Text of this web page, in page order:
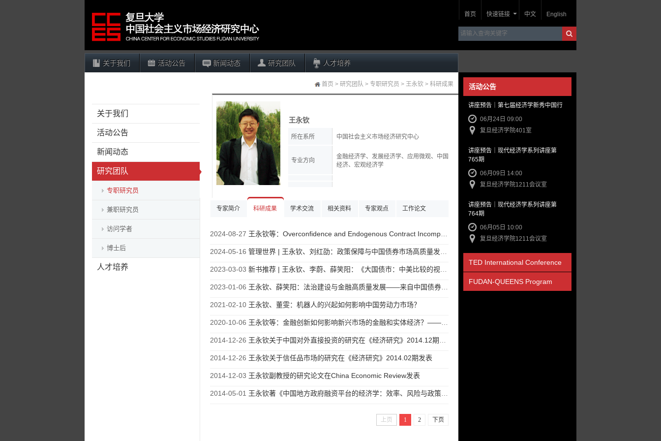
首页 快速链接 中文 English
关于我们 活动公告 新闻动态 研究团队 人才培养
关于我们
活动公告
新闻动态
研究团队
专职研究员
兼职研究员
访问学者
博士后
人才培养
首页 > 研究团队 > 专职研究员 > 王永钦 > 科研成果
王永钦
所在系所 中国社会主义市场经济研究中心
专业方向
金融经济学、发展经济学、应用微观、中国
经济、宏观经济学
专家简介 科研成果 学术交流 相关资料 专家观点 工作论文
2024-08-27 王永钦等：Overconfidence and Endogenous Contract Incomplete...
2024-05-16 管理世界 | 王永钦、刘红劭：政策保障与中国债券市场高质量发展...
2023-03-03 新书推荐 | 王永钦、李蔚、薛笑阳：《大国债市：中美比较的视角...
2023-01-06 王永钦、薛笑阳：法治建设与金融高质量发展——来自中国债券市...
2021-02-10 王永钦、董雯：机器人的兴起如何影响中国劳动力市场？
2020-10-06 王永钦等：金融创新如何影响新兴市场的金融和实体经济？——兼...
2014-12-26 王永钦关于中国对外直接投资的研究在《经济研究》2014.12期发表...
2014-12-26 王永钦关于信任品市场的研究在《经济研究》2014.02期发表
2014-12-03 王永钦副教授的研究论文在China Economic Review发表
2014-05-01 王永钦著《中国地方政府融资平台的经济学：效率、风险与政策选...
上页 1 2 下页
活动公告
讲座预告｜第七届经济学新秀中国行
06月24日 09:00
复旦经济学院401室
讲座预告｜现代经济学系列讲座第
765期
06月09日 14:00
复旦经济学院1211会议室
讲座预告｜现代经济学系列讲座第
764期
06月05日 10:00
复旦经济学院1211会议室
TED International Conference
FUDAN-QUEENS Program